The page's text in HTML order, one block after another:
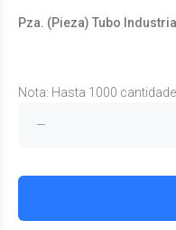
Pza. (Pieza) Tubo
Nota: Hasta 1000